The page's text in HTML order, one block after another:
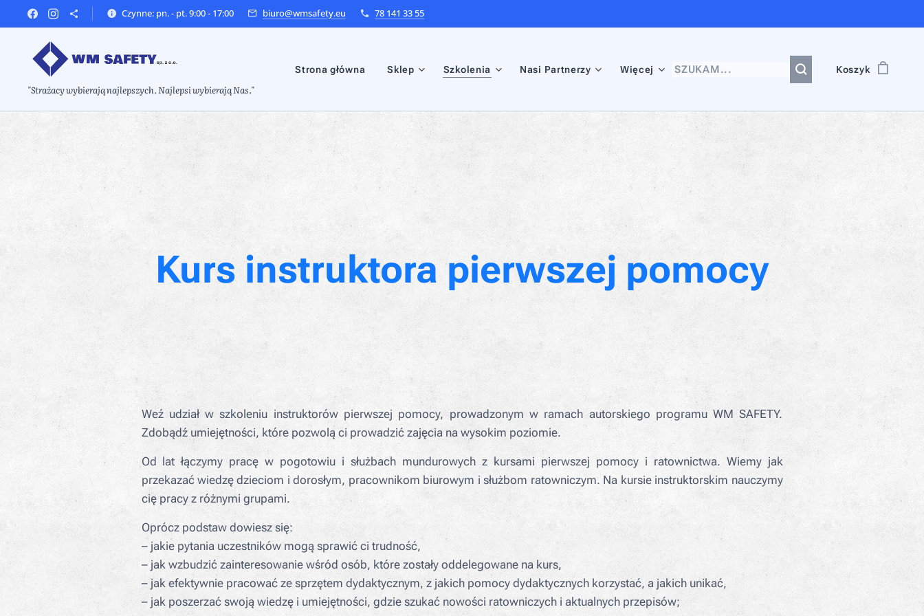
Czynne: pn. - pt. 9:00 - 17:00 biuro@wmsafety.eu 78 141 33 55
"Strażacy wybierają najlepszych. Najlepsi wybierają Nas."
Strona główna Sklep Szkolenia Nasi Partnerzy Więcej Koszyk
Kurs instruktora pierwszej pomocy
Weź udział w szkoleniu instruktorów pierwszej pomocy, prowadzonym w ramach autorskiego programu WM SAFETY.
Zdobądź umiejętności, które pozwolą ci prowadzić zajęcia na wysokim poziomie.
Od lat łączymy pracę w pogotowiu i służbach mundurowych z kursami pierwszej pomocy i ratownictwa. Wiemy jak
przekazać wiedzę dzieciom i dorosłym, pracownikom biurowym i służbom ratowniczym. Na kursie instruktorskim nauczymy
cię pracy z różnymi grupami.
Oprócz podstaw dowiesz się:
– jakie pytania uczestników mogą sprawić ci trudność,
– jak wzbudzić zainteresowanie wśród osób, które zostały oddelegowane na kurs,
– jak efektywnie pracować ze sprzętem dydaktycznym, z jakich pomocy dydaktycznych korzystać, a jakich unikać,
– jak poszerzać swoją wiedzę i umiejętności, gdzie szukać nowości ratowniczych i aktualnych przepisów;